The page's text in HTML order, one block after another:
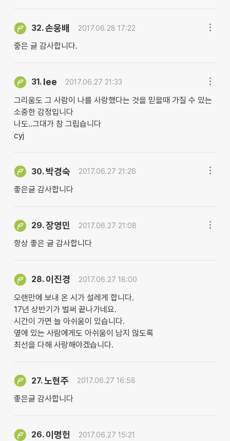
32.손웅배 2017.06.28 17:22
즣은 글 감사합니다.
31. lee 2017.06.27 21:33
그리움도 그 사람이 나를 사랑했다는 것을 믿을때 가질 수 있는
소중한 감정입니다
나도..그대가 참 그립습니다
cyj
30. 박경숙 2017.06.27 21:26
좋은글 감사합니다
29.장영민 2017.06.27 21:08
항상 좋은 글 감사합니다
28. 이진경 2017.06.27 18:00
오랜만에 보내 온 시가 설레게 합니다.
17년 상반기가 벌써 끝나가네요.
시간이 가면 늘 아쉬움이 있습니다.
옆에 있는 사람에게도 아쉬움이 남지 않도록
최선을 다해 사랑해야겠습니다.
27.노현주 2017.06.27 16:58
좋은글 감사합니다
26. 이명헌 2017.06.27 15:21